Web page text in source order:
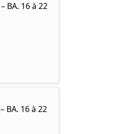
BA. 16 à 22
BA. 16 à 22